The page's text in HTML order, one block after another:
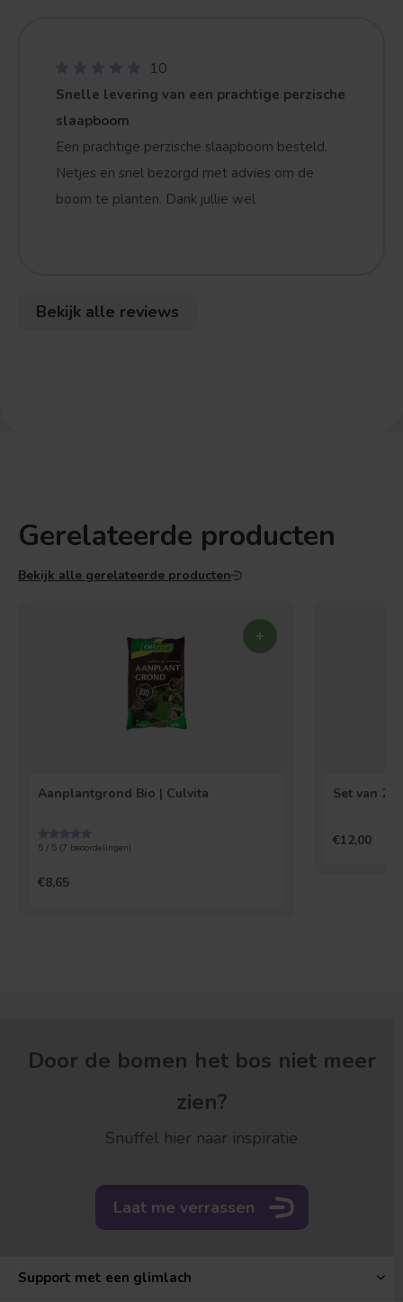
10
Snelle levering van een prachtige perzische
slaapboom
Een prachtige perzische slaapboom besteld.
Netjes en snel bezorgd met advies om de
boom te planten. Dank jullie wel
Bekijk alle reviews
Gerelateerde producten
Bekijk alle gerelateerde producten
Aanplantgrond Bio | Culvita
5 / 5 (7 beoordelingen)
€8,65
Set van 2
€12,00
Door de bomen het bos niet meer
zien?
Snuffel hier naar inspiratie
Laat me verrassen
Support met een glimlach